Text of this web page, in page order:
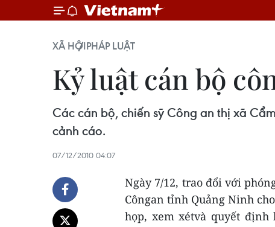
XÃ HỘIPHÁP LUẬT
Kỷ luật cán bộ
Các cán bộ, chiến sỹ Công an thị xã
cảnh cáo.
07/12/2010 04:07
Ngày 7/12, trao đổi với
Côngan tỉnh Quảng Ninh
họp, xem xétvà quyết